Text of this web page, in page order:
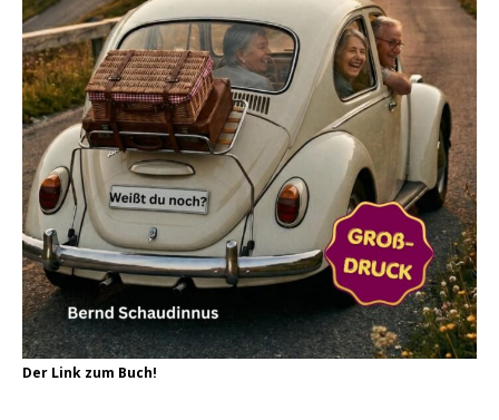
Der Link zum Buch!